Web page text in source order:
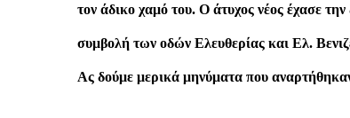
τον άδικο χαμό του. Ο άτυχος νέος έχασε
συμβολή των οδών Ελευθερίας και Ελ.
Ας δούμε μερικά μηνύματα που